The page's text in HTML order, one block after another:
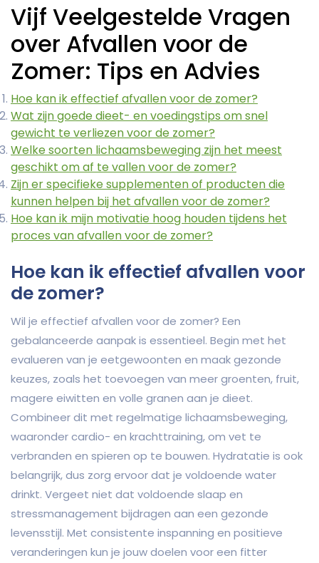
Vijf Veelgestelde Vragen
over Afvallen voor de
Zomer: Tips en Advies
Hoe kan ik effectief afvallen voor de zomer?
Wat zijn goede dieet- en voedingstips om snel
gewicht te verliezen voor de zomer?
Welke soorten lichaamsbeweging zijn het meest
geschikt om af te vallen voor de zomer?
Zijn er specifieke supplementen of producten die
kunnen helpen bij het afvallen voor de zomer?
Hoe kan ik mijn motivatie hoog houden tijdens het
proces van afvallen voor de zomer?
Hoe kan ik effectief afvallen voor
de zomer?
Wil je effectief afvallen voor de zomer? Een
gebalanceerde aanpak is essentieel. Begin met het
evalueren van je eetgewoonten en maak gezonde
keuzes, zoals het toevoegen van meer groenten, fruit,
magere eiwitten en volle granen aan je dieet.
Combineer dit met regelmatige lichaamsbeweging,
waaronder cardio- en krachttraining, om vet te
verbranden en spieren op te bouwen. Hydratatie is ook
belangrijk, dus zorg ervoor dat je voldoende water
drinkt. Vergeet niet dat voldoende slaap en
stressmanagement bijdragen aan een gezonde
levensstijl. Met consistente inspanning en positieve
veranderingen kun je jouw doelen voor een fitter